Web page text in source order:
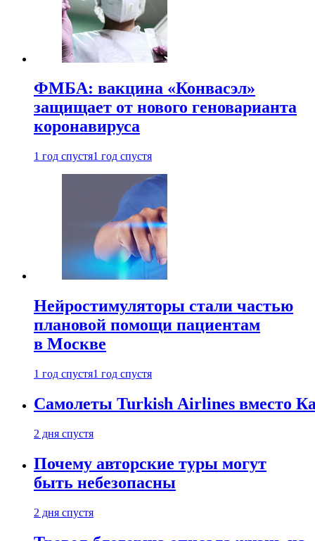
ФМБА: вакцина «Конвасэл»
защищает от нового геноварианта
коронавируса
1 год спустя1 год спустя
Нейростимуляторы стали частью
плановой помощи пациентам
в Москве
1 год спустя1 год спустя
Самолеты Turkish Airlines вместо
2 дня спустя
Почему авторские туры могут
быть небезопасны
2 дня спустя